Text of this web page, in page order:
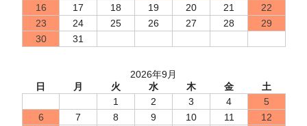
16
17 18 19 20 21
22
23
24 25 26 27 28
29
30
31
2026年9月
日
月 火 水 木 金
土
1
2 3 4
5
6
7 8 9 10 11
12